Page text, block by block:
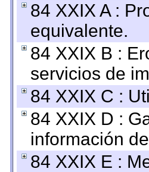
84 XXIX A :
equivalente.
84 XXIX B :
servicios de
84 XXIX C :
84 XXIX D :
información
84 XXIX E :